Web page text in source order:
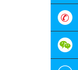
0755-